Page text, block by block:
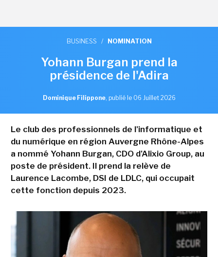
BUSINESS / NOMINATION
Yohann Burgan prend la
présidence de l'Adira
Dominique Filippone, publié le 06 Juillet 2026
Le club des professionnels de l'informatique et
du numérique en région Auvergne Rhône-Alpes
a nommé Yohann Burgan, CDO d'Alixio Group, au
poste de président. Il prend la relève de
Laurence Lacombe, DSI de LDLC, qui occupait
cette fonction depuis 2023.